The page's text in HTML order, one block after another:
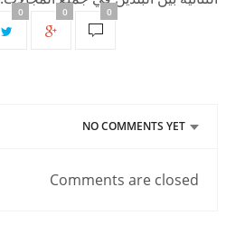
0 0 0
NO COMMENTS YET
Comments are closed